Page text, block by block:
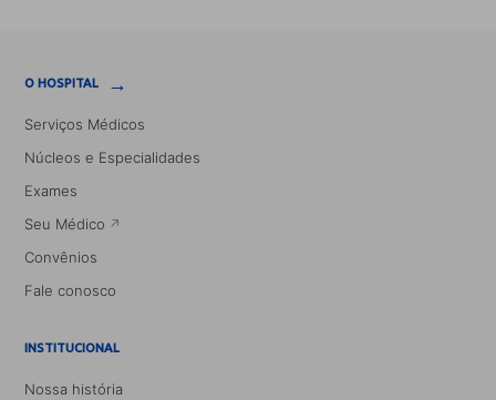
O HOSPITAL →
Serviços Médicos
Núcleos e Especialidades
Exames
Seu Médico
Convênios
Fale conosco
INSTITUCIONAL
Nossa história